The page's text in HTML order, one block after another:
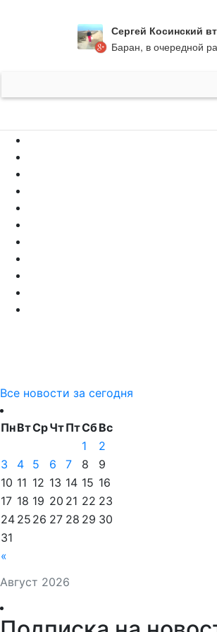
Сергей Косинский
Баран, в очередной
Все новости за сегодня
Август 2026
ПнВтСрЧтПтСбВс
«
1
2
3
4 5 6 7 8
9
10 11 12 13 14 15 16
17 18 19 20 21 22 23
24 25 26 27 28 29 30
31